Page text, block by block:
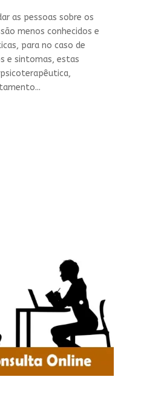
as pessoas sobre os
menos conhecidos e
para no caso de
e sintomas, estas